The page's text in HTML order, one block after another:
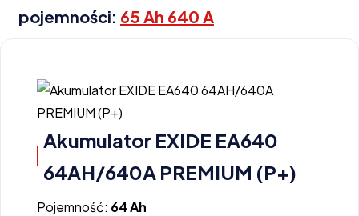
pojemności: 65 Ah 640 A
Akumulator EXIDE EA640
64AH/640A PREMIUM (P+)
Pojemność: 64 Ah